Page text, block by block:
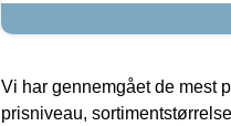
Vi har gennemgået de mest
prisniveau,